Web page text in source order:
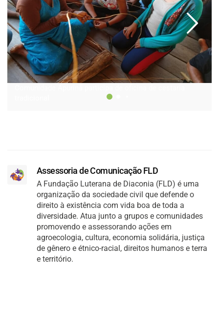
Assessoria de Comunicação FLD
A Fundação Luterana de Diaconia (FLD) é uma
organização da sociedade civil que defende o
direito à existência com vida boa de toda a
diversidade. Atua junto a grupos e comunidades
promovendo e assessorando ações em
agroecologia, cultura, economia solidária, justiça
de gênero e étnico-racial, direitos humanos e terra
e território.